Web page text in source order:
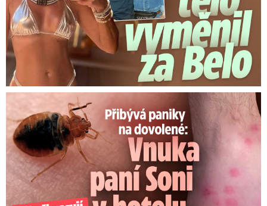
Panika na dovolené: Vnuka Soni v hotelu poštípaly štěnice!